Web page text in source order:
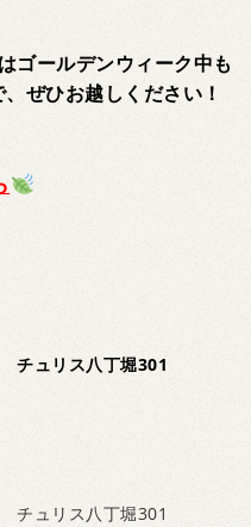
ゴールデンウィーク中も
ぜひお越しください！
ュリス八丁堀301
ュリス八丁堀301